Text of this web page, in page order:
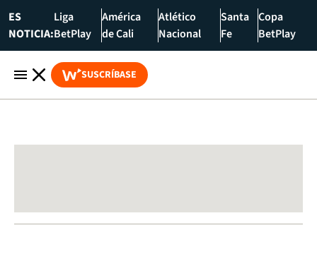
ES
NOTICIA:
Liga
BetPlay
América
de Cali
Atlético
Nacional
Santa
Fe
Copa
BetPlay
SUSCRÍBASE